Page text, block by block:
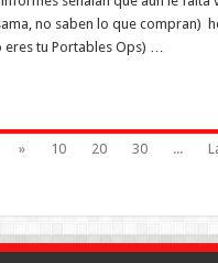
no saben lo que compran)
eres tu Portables Ops) …
» 10 20 30 ...